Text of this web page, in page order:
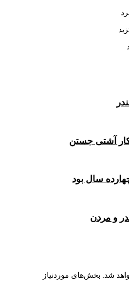
کار آشتى جستن
سال بود
و مردن
شد. بخش‌های موردنیاز